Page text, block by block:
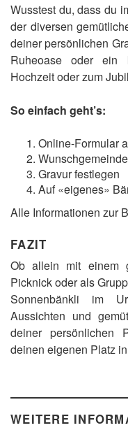
Wusstest du, dass du
der diversen
deiner persönlichen
Ruheoase oder ein
Hochzeit oder zum
So einfach geht’s:
Online-Formular
Gravur festlegen
Auf «eigenes»
Alle Informationen zur
FAZIT
Ob allein mit einem
Picknick oder als
Sonnenbänkli im
Aussichten und
deiner persönlichen
deinen eigenen Platz
WEITERE